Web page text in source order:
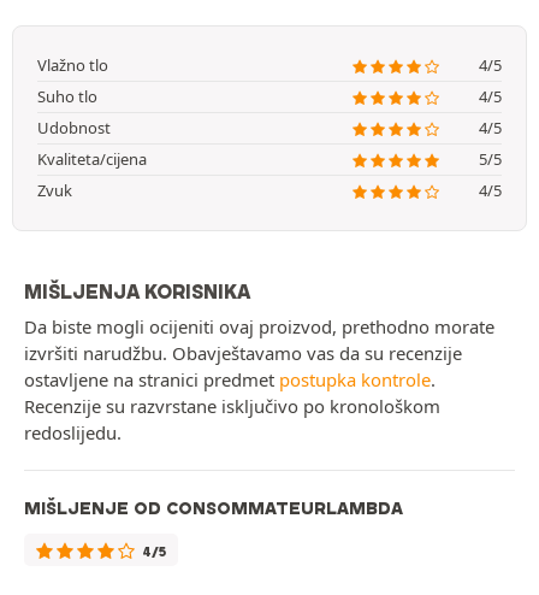
Vlažno tlo
4/5
Suho tlo
4/5
Udobnost
4/5
Kvaliteta/cijena
5/5
Zvuk
4/5
MIŠLJENJA KORISNIKA
Da biste mogli ocijeniti ovaj proizvod, prethodno morate
izvršiti narudžbu. Obavještavamo vas da su recenzije
ostavljene na stranici predmet postupka kontrole.
Recenzije su razvrstane isključivo po kronološkom
redoslijedu.
MIŠLJENJE OD CONSOMMATEURLAMBDA
4/5